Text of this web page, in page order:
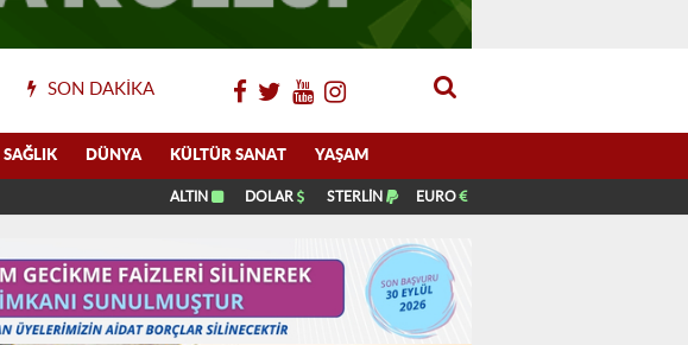
SON DAKIKA
SAĞLIK DÜNYA KÜLTÜR SANAT YAŞAM
ALTIN DOLAR STERLİN EURO